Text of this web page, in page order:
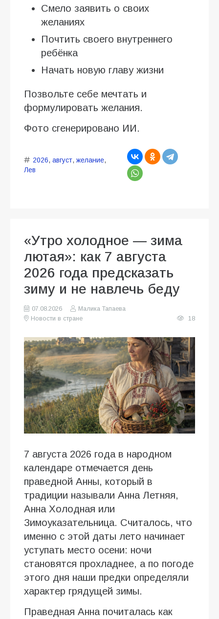
Смело заявить о своих
желаниях
Почтить своего внутреннего
ребёнка
Начать новую главу жизни
Позвольте себе мечтать и
формулировать желания.
Фото сгенерировано ИИ.
2026, август, желание,
Лев
«Утро холодное — зима
лютая»: как 7 августа
2026 года предсказать
зиму и не навлечь беду
07.08.2026
Малика Тапаева
Новости в стране
18
7 августа 2026 года в народном
календаре отмечается день
праведной Анны, который в
традиции называли Анна Летняя,
Анна Холодная или
Зимоуказательница. Считалось, что
именно с этой даты лето начинает
уступать место осени: ночи
становятся прохладнее, а по погоде
этого дня наши предки определяли
характер грядущей зимы.
Праведная Анна почиталась как